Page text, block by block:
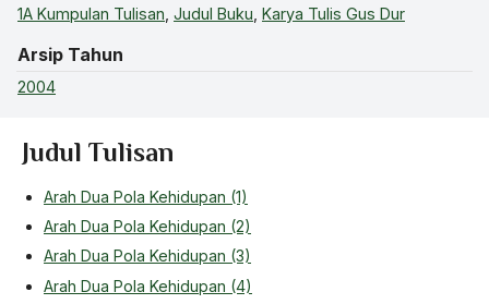
1A Kumpulan Tulisan Judul Buku Karya Tulis Gus Dur
Arsip Tahun
2004
Judul Tulisan
Arah Dua Pola Kehidupan (1)
Arah Dua Pola Kehidupan (2)
Arah Dua Pola Kehidupan (3)
Arah Dua Pola Kehidupan (4)